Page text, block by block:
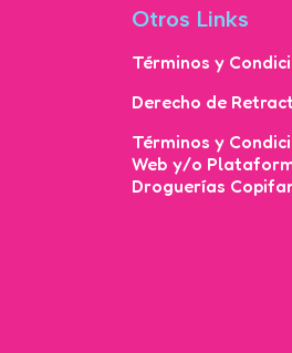
Otros Links
Términos y
Derecho de
Términos y
Web y/o
Droguerías